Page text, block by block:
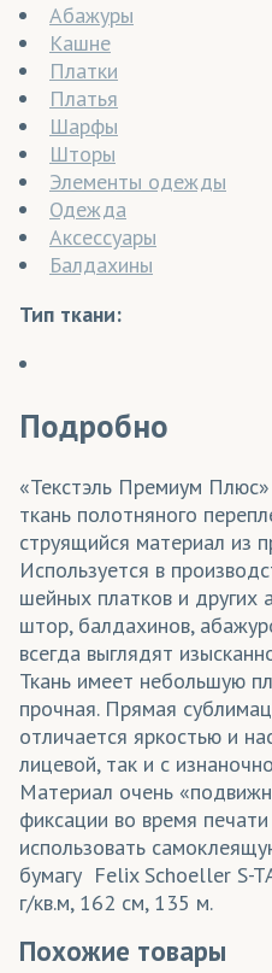
Абажуры
Кашне
Платки
Платья
Шарфы
Шторы
Элементы одежды
Одежда
Аксессуары
Балдахины
Тип ткани:
Подробно
«Текстэль Премиум
ткань полотняного
струящийся материал из
Используется в
шейных платков и других
штор, балдахинов,
всегда выглядят
Ткань имеет небольшую
прочная. Прямая
отличается яркостью и
лицевой, так и с
Материал очень
фиксации во время
использовать
бумагу Felix Schoeller S-
г/кв.м, 162 см, 135 м.
Похожие товары